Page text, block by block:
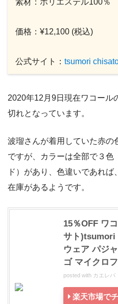
価格：¥12,100 (税込)
公式サイト： tsumori
2020年12月9日現在ワコール
切れとなっています。
波瑠さんが着用していた赤の
ですが、カラーは全部で３色
ド）があり、色違いであれ
在庫があるようです。
15％OFF ワ
サト)tsumori
ウェア パジ
ゴ マイクロ
posted with カエレバ
楽天市場で